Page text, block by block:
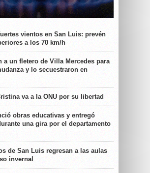
vientos en San Luis: prevén
a los 70 km/h
a un fletero de Villa Mercedes para
y lo secuestraron en
va a la ONU por su libertad
obras educativas y entregó
una gira por el departamento
de San Luis regresan a las aulas
invernal